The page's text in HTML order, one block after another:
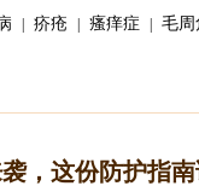
疥疮 瘙痒症 毛周
，这份防护指南